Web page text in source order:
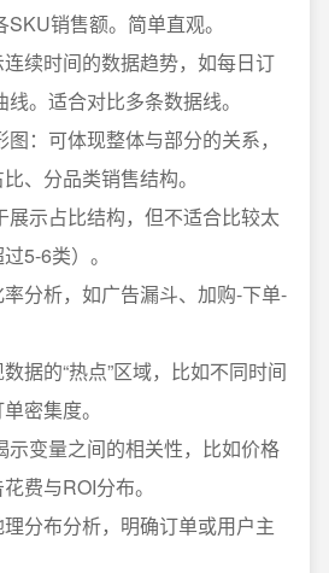
销售额。简单直观。
续时间的数据趋势，如每日订
。适合对比多条数据线。
：可体现整体与部分的关系，
、分品类销售结构。
展示占比结构，但不适合比较太
5-6类）。
分析，如广告漏斗、加购-下单-
据的“热点”区域，比如不同时间
密集度。
示变量之间的相关性，比如价格
费与ROI分布。
分布分析，明确订单或用户主